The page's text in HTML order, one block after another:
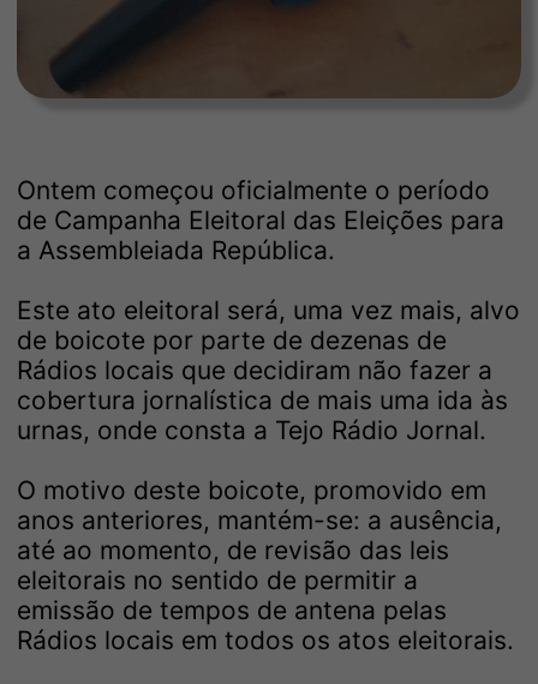
Ontem começou oficialmente o período
de Campanha Eleitoral das Eleições para
a Assembleiada República.
Este ato eleitoral será, uma vez mais, alvo
de boicote por parte de dezenas de
Rádios locais que decidiram não fazer a
cobertura jornalística de mais uma ida às
urnas, onde consta a Tejo Rádio Jornal.
O motivo deste boicote, promovido em
anos anteriores, mantém-se: a ausência,
até ao momento, de revisão das leis
eleitorais no sentido de permitir a
emissão de tempos de antena pelas
Rádios locais em todos os atos eleitorais.